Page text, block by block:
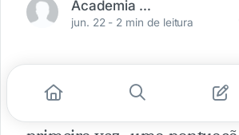
Academia Médica
jun. 22 - 2 min de leitura
Pesquisadores de Oxford
Nature
um estudo que